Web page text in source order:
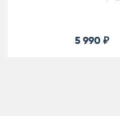
5 990 ₽